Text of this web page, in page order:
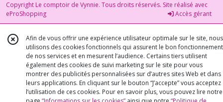
Copyright Le comptoir de Vynnie. Tous droits réservés. Site réalisé avec
eProShopping
Accès gérant
Afin de vous offrir une expérience utilisateur optimale sur le site, nous
utilisons des cookies fonctionnels qui assurent le bon fonctionnement
de nos services et en mesurent l’audience. Certains tiers utilisent
également des cookies de suivi marketing sur le site pour vous
montrer des publicités personnalisées sur d’autres sites Web et dans
leurs applications. En cliquant sur le bouton “J’accepte” vous acceptez
l’utilisation de ces cookies. Pour en savoir plus, vous pouvez lire notre